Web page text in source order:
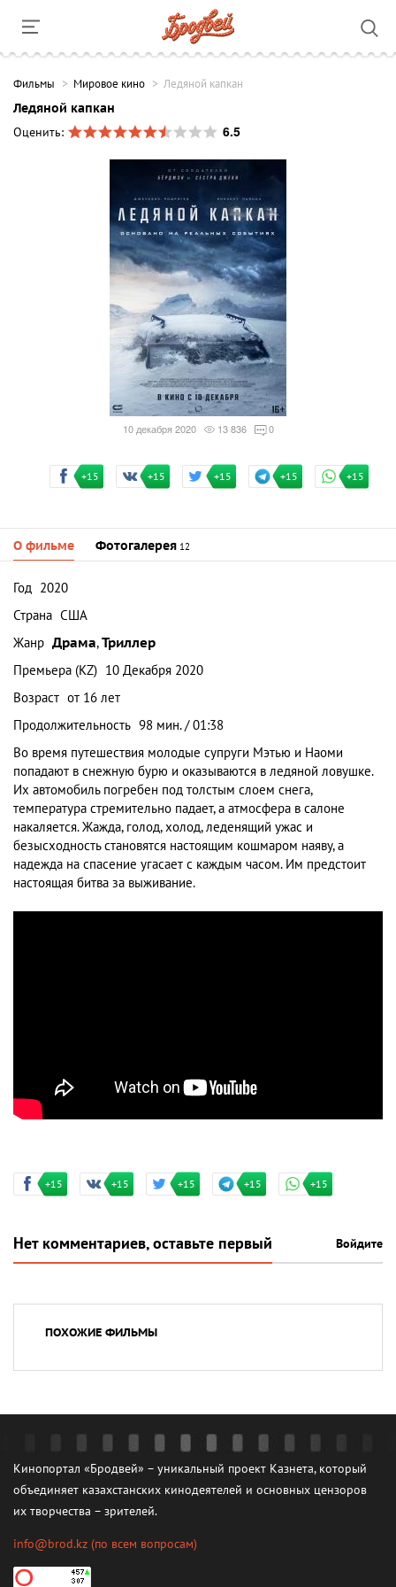
Фильмы Мировое кино Ледяной капкан
Ледяной капкан
Оценить:
6.5
10 декабря 2020 13 836 0
+15 +15 +15 +15 +15
О фильме Фотогалерея 12
Год 2020
Страна США
Жанр Драма,Триллер
Премьера (KZ) 10 Декабря 2020
Возраст от 16 лет
Продолжительность 98 мин. / 01:38
Во время путешествия молодые супруги Мэтью и Наоми
попадают в снежную бурю и оказываются в ледяной ловушке.
Их автомобиль погребен под толстым слоем снега,
температура стремительно падает, а атмосфера в салоне
накаляется. Жажда, голод, холод, леденящий ужас и
безысходность становятся настоящим кошмаром наяву, а
надежда на спасение угасает с каждым часом. Им предстоит
настоящая битва за выживание.
+15 +15 +15 +15 +15
Нет комментариев, оставьте первый Войдите
ПОХОЖИЕ ФИЛЬМЫ
Кинопортал «Бродвей» – уникальный проект Казнета, который
объединяет казахстанских кинодеятелей и основных цензоров
их творчества – зрителей.
info@brod.kz (по всем вопросам)